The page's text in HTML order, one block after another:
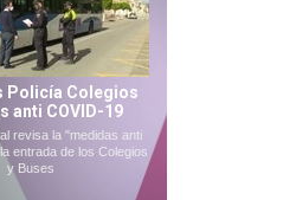
Policía Colegios
anti COVID-19
revisa la "medidas anti
entrada de los Colegios
y Buses